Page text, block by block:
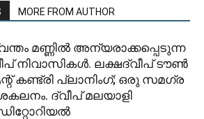
MORE FROM AUTHOR
മണ്ണിൽ അന്യരാക്കപ്പെടുന്ന
നിവാസികൾ. ലക്ഷദ്വീപ് ടൗൺ
കണ്ട്രി പ്ലാനിംഗ്; ഒരു സമഗ്ര
ദ്വീപ് മലയാളി